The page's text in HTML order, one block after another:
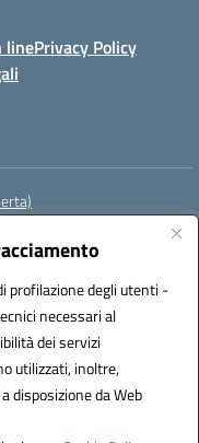
profilazione degli utenti -
necessari al
dei servizi
utilizzati, inoltre,
disposizione da Web
linePrivacy Policy
(IPA): istsc_ceis014005
S.r.l.